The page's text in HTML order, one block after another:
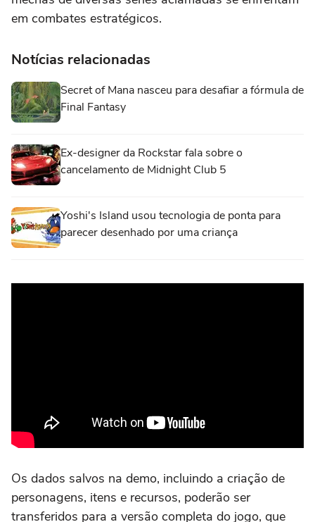
em combates estratégicos.
Notícias relacionadas
Secret of Mana nasceu para desafiar a fórmula de
Final Fantasy
Ex-designer da Rockstar fala sobre o
cancelamento de Midnight Club 5
Yoshi's Island usou tecnologia de ponta para
parecer desenhado por uma criança
Os dados salvos na demo, incluindo a criação de
personagens, itens e recursos, poderão ser
transferidos para a versão completa do jogo, que